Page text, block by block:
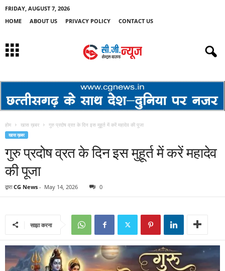
FRIDAY, AUGUST 7, 2026
HOME
ABOUT US PRIVACY POLICY CONTACT US
होम खास ख़बर गुरु प्रदोष व्रत के दिन इस मुहूर्त में करें महादेव की पूजा
खास ख़बर
गुरु प्रदोष व्रत के दिन इस मुहूर्त में करें महादेव
की पूजा
द्वारा CG News - May 14, 2026 0
साझा करना